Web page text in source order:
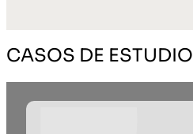
CASOS DE ESTUDIO